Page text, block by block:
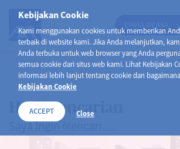
Kebijakan Cookie
Kami menggunakan cookies untuk memberikan
terbaik di website kami. Jika Anda melanjutkan,
Anda terbuka untuk web browser yang Anda
semua cookie dari situs web kami. Lihat Kebijakan
informasi lebih lanjut tentang cookie dan
Kebijakan Cookie
ACCEPT Close
Hasil Pencarian
Saya Ingin Mencari.....